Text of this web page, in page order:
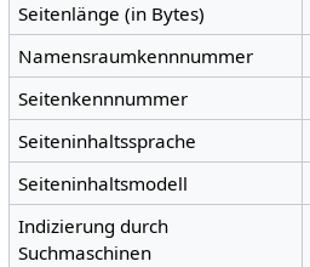
Seitenlänge (in Bytes)
Namensraumkennnummer
Seitenkennnummer
Seiteninhaltssprache
Seiteninhaltsmodell
Indizierung durch
Suchmaschinen